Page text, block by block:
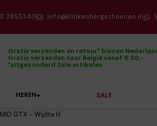
2853340 info@klinkenbergschoenen.nl
Gratis verzenden en retour* binnen
Gratis verzenden naar België vanaf € 50,-
*uitgezonderd Sale artikelen
HEREN SALE
MID GTX – Wijdte H